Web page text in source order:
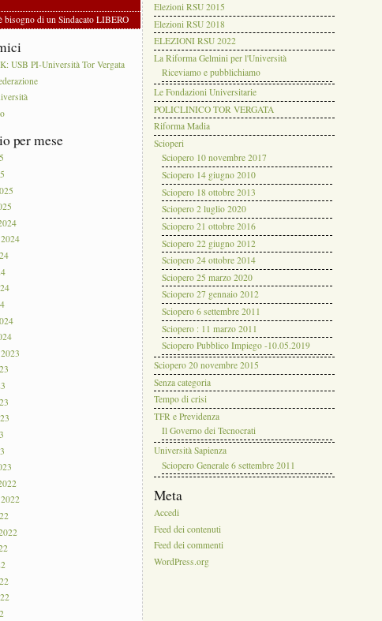
bisogno di un Sindacato LIBERO
USB PI-Università Tor Vergata
per mese
Elezioni RSU 2015
Elezioni RSU 2018
ELEZIONI RSU 2022
La Riforma Gelmini per l'Università
Riceviamo e pubblichiamo
Le Fondazioni Universitarie
POLICLINICO TOR VERGATA
Riforma Madia
Scioperi
Sciopero 10 novembre 2017
Sciopero 14 giugno 2010
Sciopero 18 ottobre 2013
Sciopero 2 luglio 2020
Sciopero 21 ottobre 2016
Sciopero 22 giugno 2012
Sciopero 24 ottobre 2014
Sciopero 25 marzo 2020
Sciopero 27 gennaio 2012
Sciopero 6 settembre 2011
Sciopero : 11 marzo 2011
Sciopero Pubblico Impiego -10.05.2019
Sciopero 20 novembre 2015
Senza categoria
Tempo di crisi
TFR e Previdenza
Il Governo dei Tecnocrati
Università Sapienza
Sciopero Generale 6 settembre 2011
Meta
Accedi
Feed dei contenuti
Feed dei commenti
WordPress.org